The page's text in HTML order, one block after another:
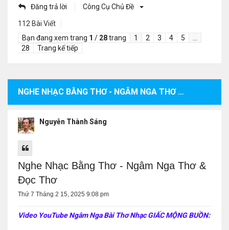
Đăng trả lời Công Cụ Chủ Đề
112 Bài Viết
Bạn đang xem trang 1 / 28trang 1 2 3 4 5
28
Trang kế tiếp
NGHE NHẠC BẰNG THƠ - NGÂM NGA THƠ & ĐỌC THƠ
Nguyễn Thành Sáng
Nghe Nhạc Bằng Thơ - Ngâm Nga Thơ &
Đọc Thơ
Thứ 7 Tháng 2 15, 2025 9:08 pm
Video YouTube Ngâm Nga Bài Thơ Nhạc GIẤC MỘNG BUỒN: